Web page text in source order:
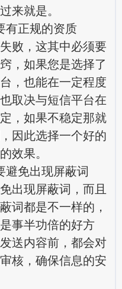
来就是。
正规的资质
，这其中必须要
，如果您是选择了
，也能在一定程度
取决与短信平台在
，如果不稳定那就
因此选择一个好的
效果。
免出现屏蔽词
现屏蔽词，而且
词都是不一样的，
事半功倍的好方
送内容前，都会对
核，确保信息的安